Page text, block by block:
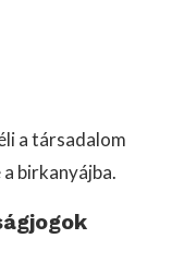
a társadalom
birkanyájba.